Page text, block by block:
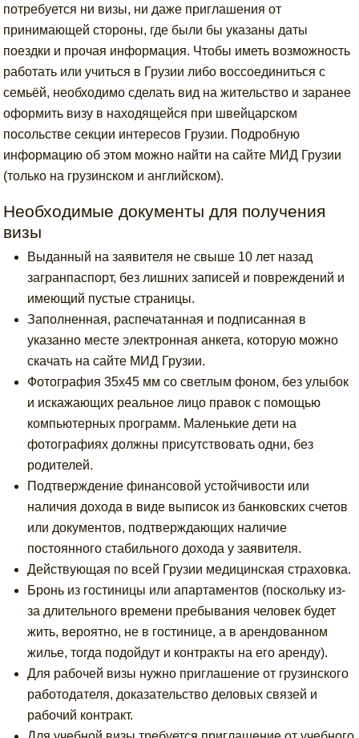
потребуется ни визы, ни даже приглашения от
принимающей стороны, где были бы указаны даты
поездки и прочая информация. Чтобы иметь возможность
работать или учиться в Грузии либо воссоединиться с
семьёй, необходимо сделать вид на жительство и заранее
оформить визу в находящейся при швейцарском
посольстве секции интересов Грузии. Подробную
информацию об этом можно найти на сайте МИД Грузии
(только на грузинском и английском).
Необходимые документы для получения
визы
Выданный на заявителя не свыше 10 лет назад
загранпаспорт, без лишних записей и повреждений и
имеющий пустые страницы.
Заполненная, распечатанная и подписанная в
указанно месте электронная анкета, которую можно
скачать на сайте МИД Грузии.
Фотография 35х45 мм со светлым фоном, без улыбок
и искажающих реальное лицо правок с помощью
компьютерных программ. Маленькие дети на
фотографиях должны присутствовать одни, без
родителей.
Подтверждение финансовой устойчивости или
наличия дохода в виде выписок из банковских счетов
или документов, подтверждающих наличие
постоянного стабильного дохода у заявителя.
Действующая по всей Грузии медицинская страховка.
Бронь из гостиницы или апартаментов (поскольку из-
за длительного времени пребывания человек будет
жить, вероятно, не в гостинице, а в арендованном
жилье, тогда подойдут и контракты на его аренду).
Для рабочей визы нужно приглашение от грузинского
работодателя, доказательство деловых связей и
рабочий контракт.